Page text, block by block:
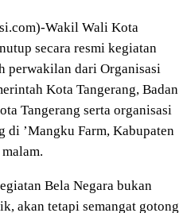
Wakil Wali Kota
secara resmi kegiatan
perwakilan dari Organisasi
Kota Tangerang, Badan
Tangerang serta organisasi
di ’Mangku Farm, Kabupaten
Bela Negara bukan
akan tetapi semangat gotong